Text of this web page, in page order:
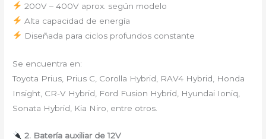
200V – 400V aprox. según modelo
Alta capacidad de energía
Diseñada para ciclos profundos constante
Se encuentra en:
Toyota Prius, Prius C, Corolla Hybrid, RAV4 Hybrid, Honda
Insight, CR-V Hybrid, Ford Fusion Hybrid, Hyundai Ioniq,
Sonata Hybrid, Kia Niro, entre otros.
2. Batería auxiliar de 12V